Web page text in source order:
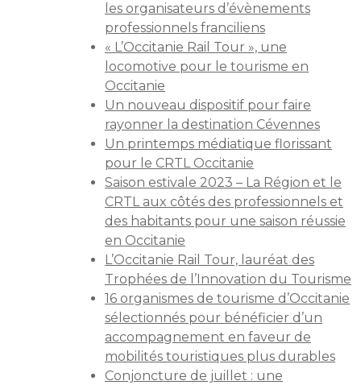
les organisateurs d’évènements
professionnels franciliens
« L’Occitanie Rail Tour », une
locomotive pour le tourisme en
Occitanie
Un nouveau dispositif pour faire
rayonner la destination Cévennes
Un printemps médiatique florissant
pour le CRTL Occitanie
Saison estivale 2023 – La Région et le
CRTL aux côtés des professionnels et
des habitants pour une saison réussie
en Occitanie
L’Occitanie Rail Tour, lauréat des
Trophées de l’Innovation du Tourisme
16 organismes de tourisme d’Occitanie
sélectionnés pour bénéficier d’un
accompagnement en faveur de
mobilités touristiques plus durables
Conjoncture de juillet : une